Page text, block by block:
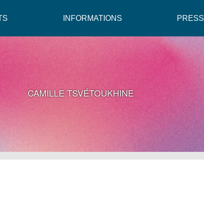
INFORMATIONS PRESS
CAMILLE TSVÉTOUKHINE